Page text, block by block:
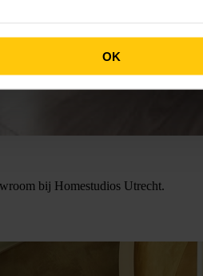
OK
bij Homestudios Utrecht.